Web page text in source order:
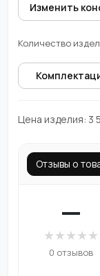
Изменить
Количество
Цена изделия: 3
Отзывы о
—
★★★★★
0 отзывов